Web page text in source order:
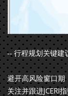
-- 行程规划关键建
避开高风险窗口期
关注并跟进JCERI